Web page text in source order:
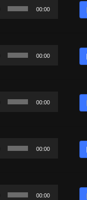
00:00
00:00
00:00
00:00
00:00